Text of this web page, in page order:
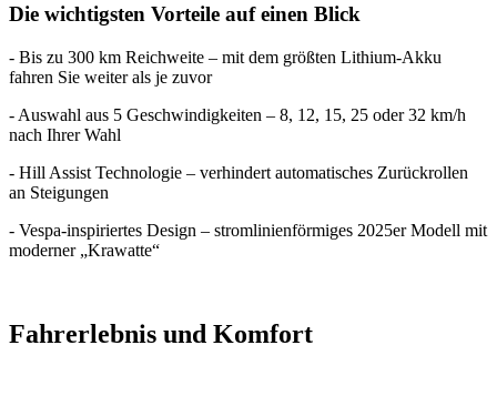
Die wichtigsten Vorteile auf einen Blick
- Bis zu 300 km Reichweite – mit dem größten Lithium-Akku
fahren Sie weiter als je zuvor
- Auswahl aus 5 Geschwindigkeiten – 8, 12, 15, 25 oder 32 km/h
nach Ihrer Wahl
- Hill Assist Technologie – verhindert automatisches Zurückrollen
an Steigungen
- Vespa-inspiriertes Design – stromlinienförmiges 2025er Modell mit
moderner „Krawatte“
Fahrerlebnis und Komfort